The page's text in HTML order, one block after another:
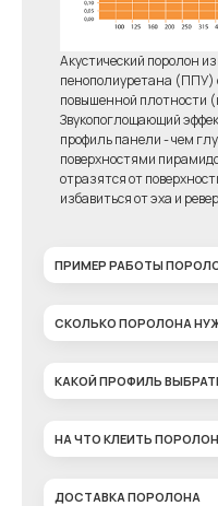
Акустический поролон
пенополиуретана (ППУ)
повышенной плотности
Звукопоглощающий
профиль панели - чем
поверхностями
отразятся от
избавиться от эха и
ПРИМЕР РАБОТЫ
СКОЛЬКО ПОРОЛОНА
КАКОЙ ПРОФИЛЬ
НА ЧТО КЛЕИТЬ
ДОСТАВКА ПОРОЛОНА